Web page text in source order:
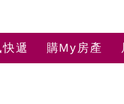
遞 購My房產